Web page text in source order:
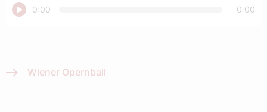
Abspielen
0:00 0:00
Wiener Opernball